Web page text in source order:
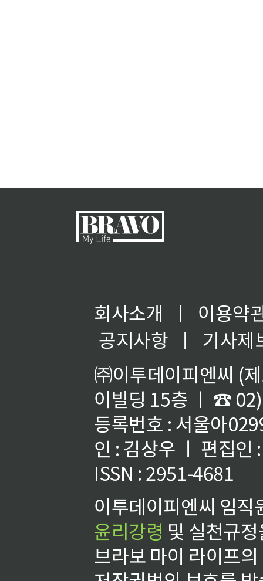
회사소개 ㅣ
이용약
공지사항
ㅣ
기사제
㈜이투데이피엔씨 (
이빌딩 15층 ㅣ ☎
등록번호 : 서울아
인 : 김상우 ㅣ 편집인
ISSN : 2951-4681
이투데이피엔씨 임
윤리강령 및 실천규
브라보 마이 라이프